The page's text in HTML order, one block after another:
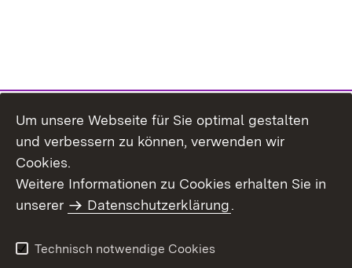
Benutzungshinweise
Erklärung zur
Um unsere Webseite für Sie optimal gestalten
und verbessern zu können, verwenden wir
Cookies.
Weitere Informationen zu Cookies erhalten Sie in
unserer
Datenschutzerklärung.
Technisch notwendige Cookies